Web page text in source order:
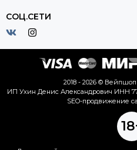
СОЦ.СЕТИ
2018 - 2026 ©
ИП Ухин Денис Александрович ИНН
SEO-продвижение